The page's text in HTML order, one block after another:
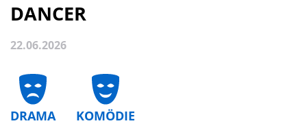
DANCER
22.06.2026
DRAMA KOMÖDIE